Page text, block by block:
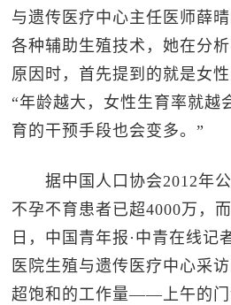
与遗传医疗中心主任医师薛
各种辅助生殖技术，她在分
原因时，首先提到的就是女
“年龄越大，女性生育率就越
育的干预手段也会变多。”
据中国人口协会2012年公
不孕不育患者已超4000万，
日，中国青年报·中青在线记
医院生殖与遗传医疗中心采
超饱和的工作量——上午的门